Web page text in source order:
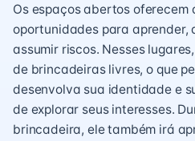
Os espaços abertos oferecem
oportunidades para aprender,
assumir riscos. Nesses
de brincadeiras livres, o que
desenvolva sua identidade e
de explorar seus interesses.
brincadeira, ele também irá